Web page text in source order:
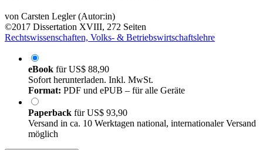
von Carsten Legler (Autor:in)
©2017 Dissertation XVIII, 272 Seiten
Rechtswissenschaften, Volks- & Betriebswirtschaftslehre
eBook fürUS$ 88,90
Sofort herunterladen. Inkl. MwSt.
Format: PDF und ePUB – für alle Geräte
Paperback fürUS$ 93,90
Versand in ca. 10 Werktagen national, internationaler Versand
möglich